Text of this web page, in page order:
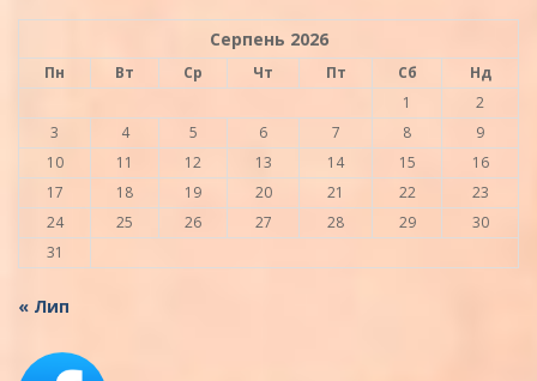
Серпень 2026
Пн Вт Ср Чт Пт Сб
Нд
1
2
3
4 5 6 7 8
9
10
11 12 13 14 15
16
17
18 19 20 21 22
23
24
25 26 27 28 29
30
31
« Лип